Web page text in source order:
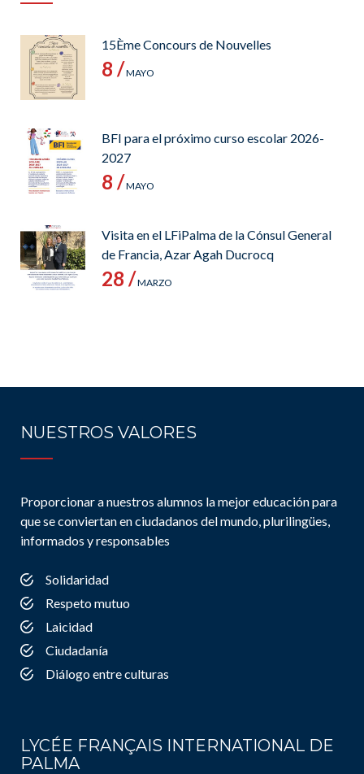
15Ème Concours de Nouvelles
8 /MAYO
BFI para el próximo curso escolar 2026-
2027
8 /MAYO
Visita en el LFiPalma de la Cónsul General
de Francia, Azar Agah Ducrocq
28 /MARZO
NUESTROS VALORES
Proporcionar a nuestros alumnos la mejor educación para
que se conviertan en ciudadanos del mundo, plurilingües,
informados y responsables
Solidaridad
Respeto mutuo
Laicidad
Ciudadanía
Diálogo entre culturas
LYCÉE FRANÇAIS INTERNATIONAL DE
PALMA